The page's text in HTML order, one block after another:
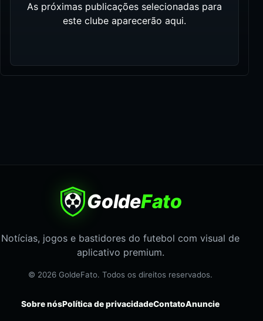
As próximas publicações selecionadas para
este clube aparecerão aqui.
GoldeFato
Notícias, jogos e bastidores do futebol com visual de
aplicativo premium.
© 2026 GoldeFato. Todos os direitos reservados.
Sobre nósPolítica de privacidadeContatoAnuncie